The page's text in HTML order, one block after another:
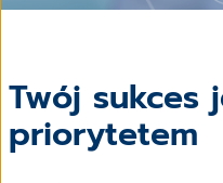
Twój sukces
priorytetem